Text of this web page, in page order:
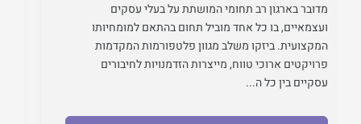
מדובר בארגון רב תחומי המושתת על בעלי עסקים
ועצמאיים, בו כל אחד מוביל תחום בהתאם למומחיותו
המקצועית. ביזקו משלב מגוון פלטפורמות המקדמות
פרויקטים ארוכי טווח, מייצרות הזדמנויות לחיבורים
עסקיים בין כל ה...